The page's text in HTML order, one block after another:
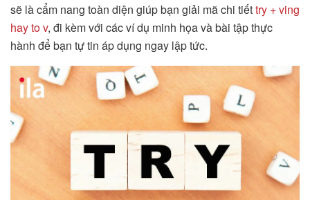
sẽ là cẩm nang toàn diện giúp bạn giải mã chi tiếttry + ving
hay to v, đi kèm với các ví dụ minh họa và bài tập thực
hành để bạn tự tin áp dụng ngay lập tức.